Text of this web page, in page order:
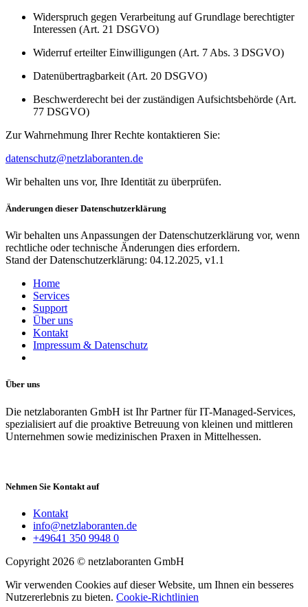
Widerspruch gegen Verarbeitung auf Grundlage berechtigter
Interessen (Art. 21 DSGVO)
Widerruf erteilter Einwilligungen (Art. 7 Abs. 3 DSGVO)
Datenübertragbarkeit (Art. 20 DSGVO)
Beschwerderecht bei der zuständigen Aufsichtsbehörde (Art.
77 DSGVO)
Zur Wahrnehmung Ihrer Rechte kontaktieren Sie:
datenschutz@netzlaboranten.de
Wir behalten uns vor, Ihre Identität zu überprüfen.
Änderungen dieser Datenschutzerklärung
Wir behalten uns Anpassungen der Datenschutzerklärung vor, wenn
rechtliche oder technische Änderungen dies erfordern.
Stand der Datenschutzerklärung: 04.12.2025, v1.1
Home
Services
Support
Über uns
Kontakt
Impressum & Datenschutz
Über uns
Die netzlaboranten GmbH ist Ihr Partner für IT-Managed-Services,
spezialisiert auf die proaktive Betreuung von kleinen und mittleren
Unternehmen sowie medizinischen Praxen in Mittelhessen.
Nehmen Sie Kontakt auf
Kontakt
info@netzlaboranten.de
+49641 350 9948 0
Copyright 2026 © netzlaboranten GmbH
Wir verwenden Cookies auf dieser Website, um Ihnen ein besseres
Nutzererlebnis zu bieten. Cookie-Richtlinien